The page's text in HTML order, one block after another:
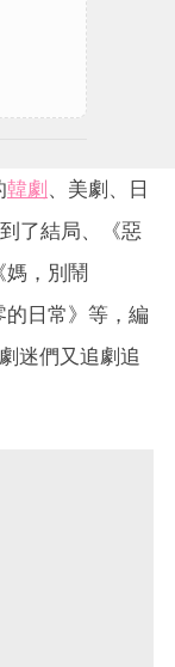
韓劇、美劇、日
了結局、《惡
媽，別鬧
日常》等，編
迷們又追劇追